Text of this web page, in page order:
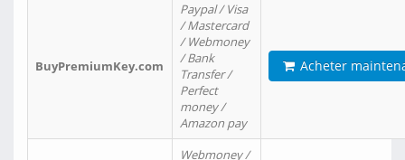
BuyPremiumKey.com
Paypal / Visa
/ Mastercard
/ Webmoney
/ Bank
Transfer /
Perfect
money /
Amazon pay
Acheter
Webmoney /